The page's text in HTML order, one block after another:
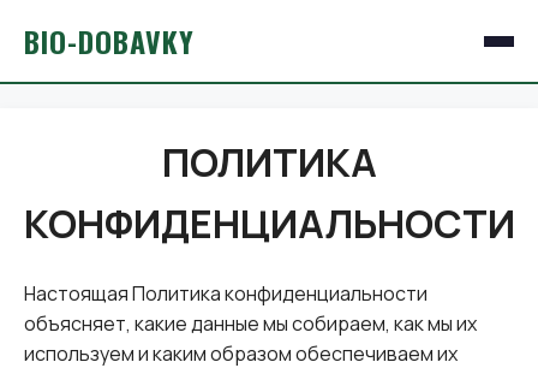
BIO-DOBAVKY
ПОЛИТИКА
КОНФИДЕНЦИАЛЬНОСТИ
Настоящая Политика конфиденциальности
объясняет, какие данные мы собираем, как мы их
используем и каким образом обеспечиваем их